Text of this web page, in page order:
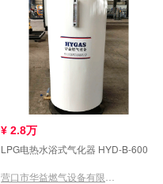
¥ 2.8万
LPG电热水浴式气化器 HYD-B-600